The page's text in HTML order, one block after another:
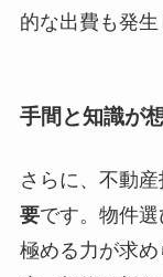
的な出費も発生
手間と知識が
さらに、不動
要です。物件
極める力が求